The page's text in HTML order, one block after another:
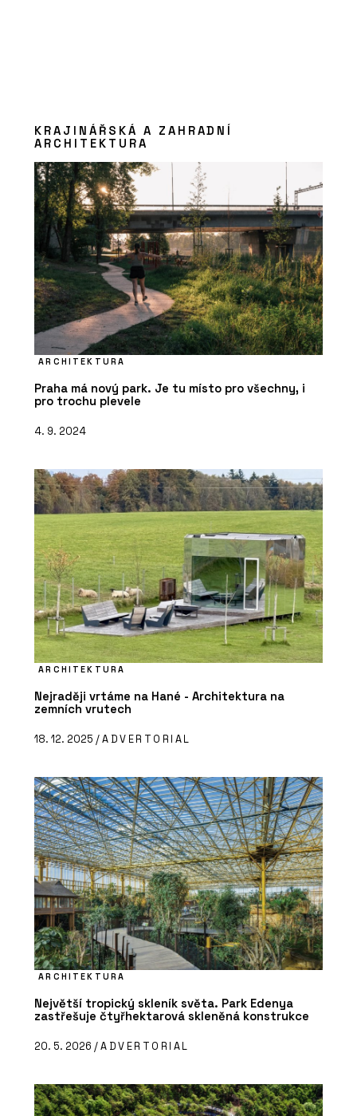
KRAJINÁŘSKÁ A ZAHRADNÍ
ARCHITEKTURA
ARCHITEKTURA
Praha má nový park. Je tu místo pro všechny, i
pro trochu plevele
4. 9. 2024
ARCHITEKTURA
Nejraději vrtáme na Hané - Architektura na
zemních vrutech
18. 12. 2025 /ADVERTORIAL
ARCHITEKTURA
Největší tropický skleník světa. Park Edenya
zastřešuje čtyřhektarová skleněná konstrukce
20. 5. 2026 /ADVERTORIAL